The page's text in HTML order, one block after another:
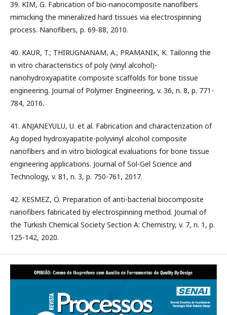
39. KIM, G. Fabrication of bio-nanocomposite nanofibers
mimicking the mineralized hard tissues via electrospinning
process. Nanofibers, p. 69-88, 2010.
40. KAUR, T.; THIRUGNANAM, A.; PRAMANIK, K. Tailoring the
in vitro characteristics of poly (vinyl alcohol)-
nanohydroxyapatite composite scaffolds for bone tissue
engineering. Journal of Polymer Engineering, v. 36, n. 8, p. 771-
784, 2016.
41. ANJANEYULU, U. et al. Fabrication and characterization of
Ag doped hydroxyapatite-polyvinyl alcohol composite
nanofibers and in vitro biological evaluations for bone tissue
engineering applications. Journal of Sol-Gel Science and
Technology, v. 81, n. 3, p. 750-761, 2017.
42. KESMEZ, Ö. Preparation of anti-bacterial biocomposite
nanofibers fabricated by electrospinning method. Journal of
the Turkish Chemical Society Section A: Chemistry, v. 7, n. 1, p.
125-142, 2020.